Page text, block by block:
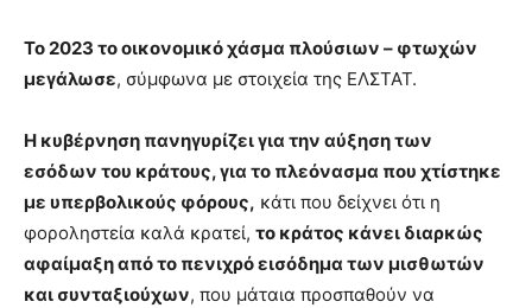
Το 2023 το οικονομικό χάσμα πλούσιων – φτωχών
μεγάλωσε, σύμφωνα με στοιχεία της ΕΛΣΤΑΤ.
Η κυβέρνηση πανηγυρίζει για την αύξηση των
εσόδων του κράτους, για το πλεόνασμα που χτίστηκε
με υπερβολικούς φόρους, κάτι που δείχνει ότι η
φοροληστεία καλά κρατεί, το κράτος κάνει διαρκώς
αφαίμαξη από το πενιχρό εισόδημα των μισθωτών
και συνταξιούχων, που μάταια προσπαθούν να